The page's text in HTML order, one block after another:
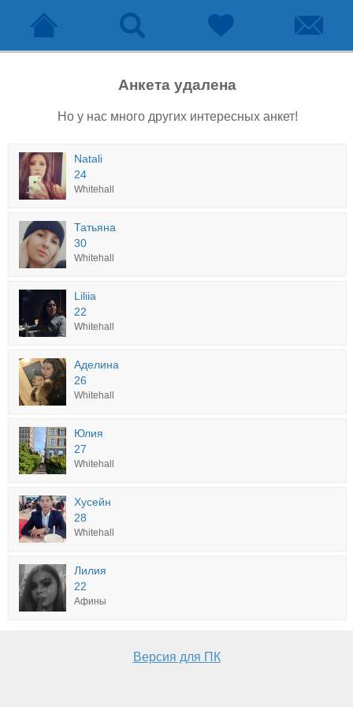
Анкета удалена
Но у нас много других интересных анкет!
Natali
24
Whitehall
Татьяна
30
Whitehall
Liliia
22
Whitehall
Аделина
26
Whitehall
Юлия
27
Whitehall
Хусейн
28
Whitehall
Лилия
22
Афины
Версия для ПК